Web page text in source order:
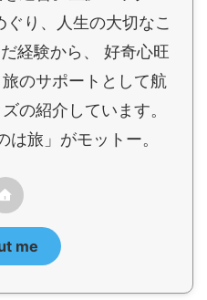
り、人生の大切なこ
経験から、 好奇心旺
のサポートとして航
の紹介しています。
は旅」がモットー。
me